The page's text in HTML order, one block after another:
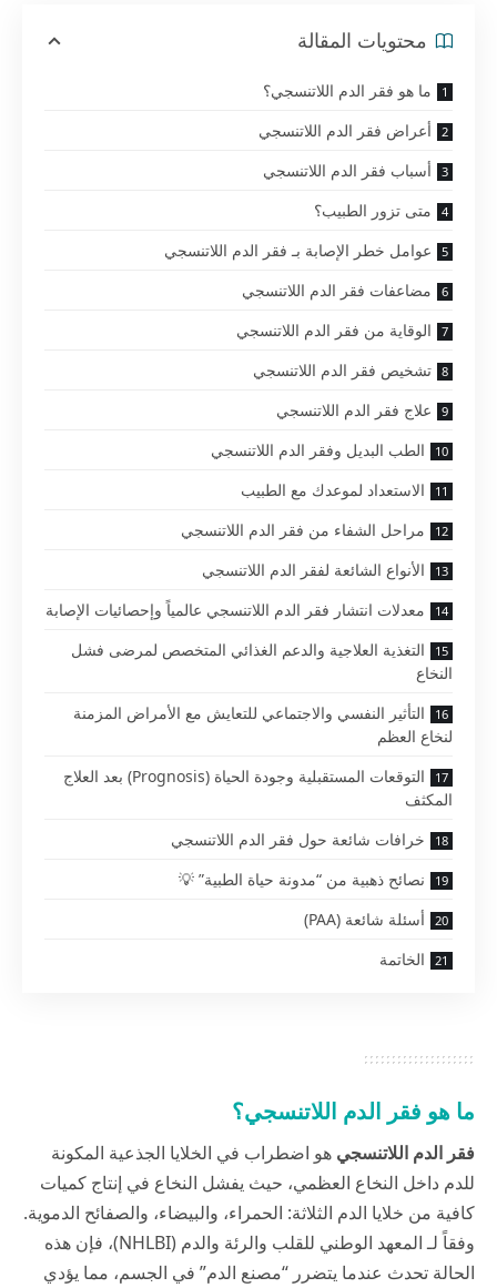
محتويات المقالة
ما هو فقر الدم اللاتنسجي؟
أعراض فقر الدم اللاتنسجي
أسباب فقر الدم اللاتنسجي
متى تزور الطبيب؟
عوامل خطر الإصابة بـ فقر الدم اللاتنسجي
مضاعفات فقر الدم اللاتنسجي
الوقاية من فقر الدم اللاتنسجي
تشخيص فقر الدم اللاتنسجي
علاج فقر الدم اللاتنسجي
الطب البديل وفقر الدم اللاتنسجي
الاستعداد لموعدك مع الطبيب
مراحل الشفاء من فقر الدم اللاتنسجي
الأنواع الشائعة لفقر الدم اللاتنسجي
معدلات انتشار فقر الدم اللاتنسجي عالمياً وإحصائيات الإصابة
التغذية العلاجية والدعم الغذائي المتخصص لمرضى فشل
النخاع
التأثير النفسي والاجتماعي للتعايش مع الأمراض المزمنة
لنخاع العظم
التوقعات المستقبلية وجودة الحياة (Prognosis) بعد العلاج
المكثف
خرافات شائعة حول فقر الدم اللاتنسجي
نصائح ذهبية من “مدونة حياة الطبية” 💡
أسئلة شائعة (PAA)
الخاتمة
ما هو فقر الدم اللاتنسجي؟
فقر الدم اللاتنسجي هو اضطراب في الخلايا الجذعية المكونة
للدم داخل النخاع العظمي، حيث يفشل النخاع في إنتاج كميات
كافية من خلايا الدم الثلاثة: الحمراء، والبيضاء، والصفائح الدموية.
وفقاً لـالمعهد الوطني للقلب والرئة والدم (NHLBI
)، فإن هذه
الحالة تحدث عندما يتضرر “مصنع الدم” في الجسم، مما يؤدي